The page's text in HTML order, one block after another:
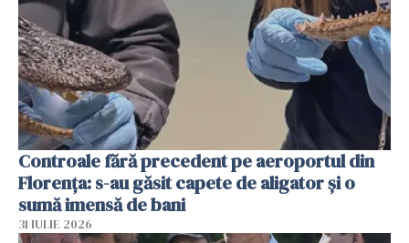
Controale fără precedent pe aeroportul din
Florența: s-au găsit capete de aligator și o
sumă imensă de bani
31 IULIE 2026